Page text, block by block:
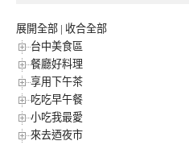
展開全部 | 收合全部
台中美食區
餐廳好料理
享用下午茶
吃吃早午餐
小吃我最愛
來去迺夜市